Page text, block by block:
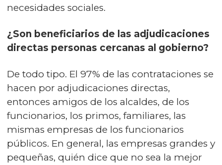
necesidades sociales.
¿Son beneficiarios de las adjudicaciones
directas personas cercanas al gobierno?
De todo tipo. El 97% de las contrataciones se
hacen por adjudicaciones directas,
entonces amigos de los alcaldes, de los
funcionarios, los primos, familiares, las
mismas empresas de los funcionarios
públicos. En general, las empresas grandes y
pequeñas, quién dice que no sea la mejor